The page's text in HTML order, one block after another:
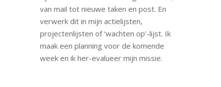
van mail tot nieuwe taken en post. En
verwerk dit in mijn actielijsten,
projectenlijsten of ‘wachten op’-lijst. Ik
maak een planning voor de komende
week en ik her-evalueer mijn missie.